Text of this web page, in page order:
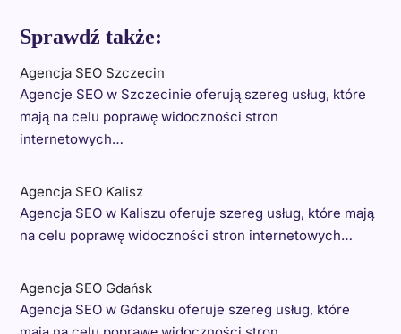
Sprawdź także:
Agencja SEO Szczecin
Agencje SEO w Szczecinie oferują szereg usług, które
mają na celu poprawę widoczności stron
internetowych…
Agencja SEO Kalisz
Agencja SEO w Kaliszu oferuje szereg usług, które mają
na celu poprawę widoczności stron internetowych…
Agencja SEO Gdańsk
Agencja SEO w Gdańsku oferuje szereg usług, które